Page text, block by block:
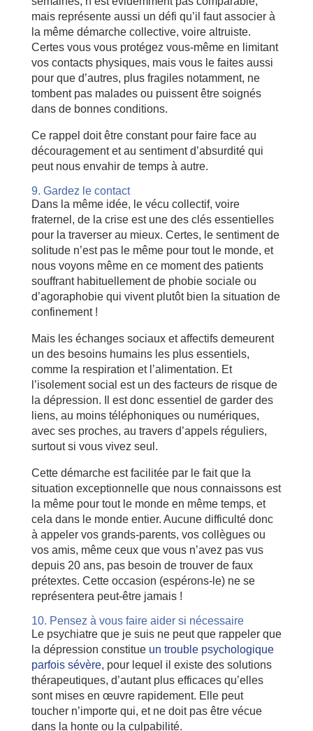
mais représente aussi un défi qu’il faut associer à
la même démarche collective, voire altruiste.
Certes vous vous protégez vous-même en limitant
vos contacts physiques, mais vous le faites aussi
pour que d’autres, plus fragiles notamment, ne
tombent pas malades ou puissent être soignés
dans de bonnes conditions.
Ce rappel doit être constant pour faire face au
découragement et au sentiment d’absurdité qui
peut nous envahir de temps à autre.
9. Gardez le contact
Dans la même idée, le vécu collectif, voire
fraternel, de la crise est une des clés essentielles
pour la traverser au mieux. Certes, le sentiment de
solitude n’est pas le même pour tout le monde, et
nous voyons même en ce moment des patients
souffrant habituellement de phobie sociale ou
d’agoraphobie qui vivent plutôt bien la situation de
confinement !
Mais les échanges sociaux et affectifs demeurent
un des besoins humains les plus essentiels,
comme la respiration et l’alimentation. Et
l’isolement social est un des facteurs de risque de
la dépression. Il est donc essentiel de garder des
liens, au moins téléphoniques ou numériques,
avec ses proches, au travers d’appels réguliers,
surtout si vous vivez seul.
Cette démarche est facilitée par le fait que la
situation exceptionnelle que nous connaissons est
la même pour tout le monde en même temps, et
cela dans le monde entier. Aucune difficulté donc
à appeler vos grands-parents, vos collègues ou
vos amis, même ceux que vous n’avez pas vus
depuis 20 ans, pas besoin de trouver de faux
prétextes. Cette occasion (espérons-le) ne se
représentera peut-être jamais !
10. Pensez à vous faire aider si nécessaire
Le psychiatre que je suis ne peut que rappeler que
la dépression constitue un trouble psychologique
parfois sévère, pour lequel il existe des solutions
thérapeutiques, d’autant plus efficaces qu’elles
sont mises en œuvre rapidement. Elle peut
toucher n’importe qui, et ne doit pas être vécue
dans la honte ou la culpabilité.